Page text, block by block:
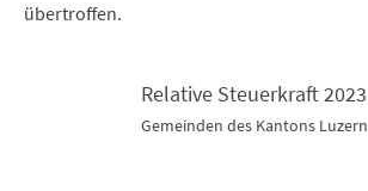
übertroffen.
Relative Steuerkraft 2023
Relative Steuerkraft 2023
Gemeinden des Kantons Luzern